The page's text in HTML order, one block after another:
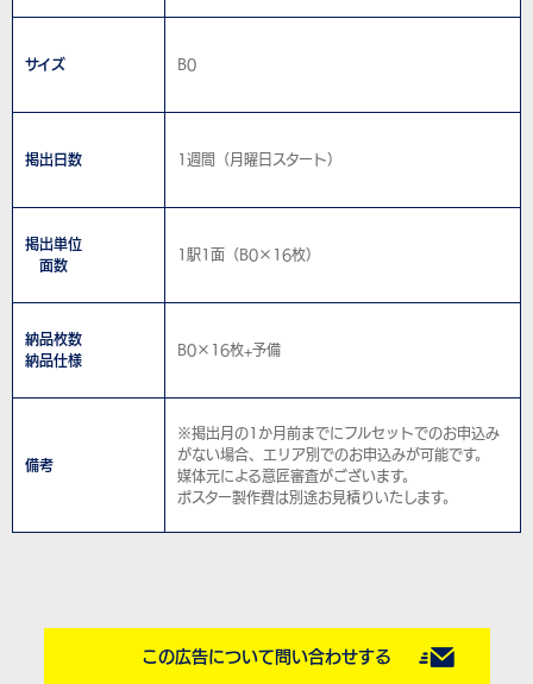
サイズ B0
掲出日数 1週間（月曜日スタート）
掲出単位
面数
1駅1面（B0×16枚）
納品枚数
納品仕様
B0×16枚+予備
備考
※掲出月の1か月前までにフルセットでのお申込み
がない場合、エリア別でのお申込みが可能です。
媒体元による意匠審査がございます。
ポスター製作費は別途お見積りいたします。
この広告について問い合わせする